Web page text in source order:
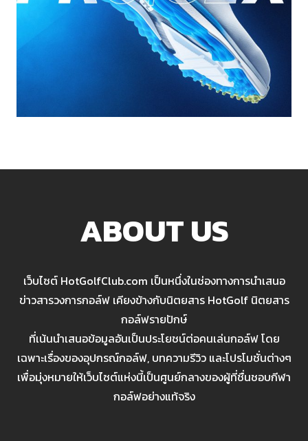
ABOUT US
เว็บไซต์ HotGolfClub.com เป็นหนึ่งในช่องทางการนำเสนอ
ข่าวสารวงการกอล์ฟ เคียงข้างกับนิตยสาร HotGolf นิตยสาร
กอล์ฟรายปักษ์
ที่เน้นนำเสนอข้อมูลอันเป็นประโยชน์ต่อคนเล่นกอล์ฟ โดย
เฉพาะเรื่องของอุปกรณ์กอล์ฟ, บทความรีวิว และโปรโมชั่นต่างๆ
เพื่อมุ่งหมายให้เว็บไซต์แห่งนี้เป็นศูนย์กลางของผู้ที่ชื่นชอบกีฬา
กอล์ฟอย่างแท้จริง